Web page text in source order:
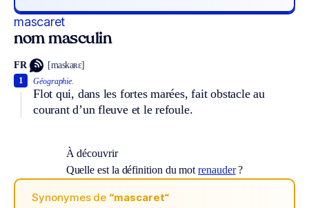
mascaret
nom masculin
FR [maskaʀɛ]
Géographie.
Flot qui, dans les fortes marées, fait obstacle au
courant d’un fleuve et le refoule.
1
À découvrir
Quelle est la définition du motrenauder?
Synonymes de “mascaret“